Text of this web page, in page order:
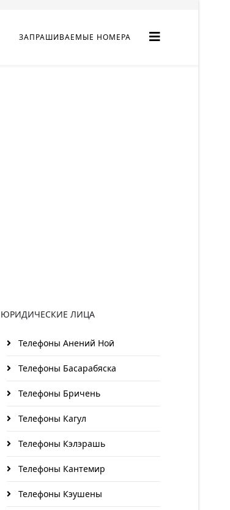
ЗАПРАШИВАЕМЫЕ НОМЕРА
ЮРИДИЧЕСКИЕ ЛИЦА
Телефоны Анений Ноӣ
Телефоны Басарабяска
Телефоны Бричень
Телефоны Кагул
Телефоны Кэлэрашь
Телефоны Кантемир
Телефоны Кэушены